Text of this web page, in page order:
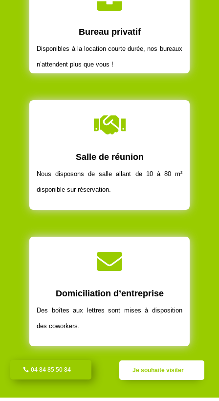
Bureau privatif
Disponibles à la location courte durée, nos bureaux
n’attendent plus que vous !

Salle de réunion
Nous disposons de salle allant de 10 à 80 m²
disponible sur réservation.

Domiciliation d’entreprise
Des boîtes aux lettres sont mises à disposition
des coworkers.
04 84 85 50 84 Je souhaite visiter